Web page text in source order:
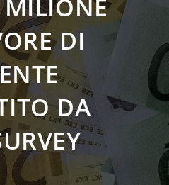
DI
DA